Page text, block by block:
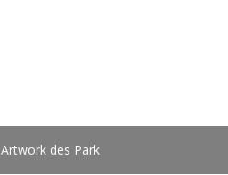
Artwork des Park